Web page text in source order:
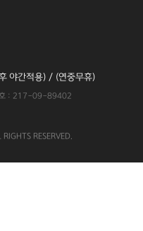
야간적용) / (연중무휴)
호 : 217-09-89402
RESERVED.